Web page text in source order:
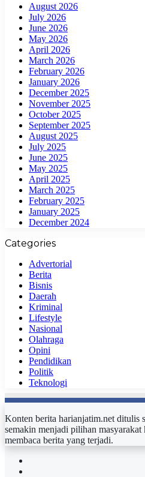
August 2026
July 2026
June 2026
May 2026
April 2026
March 2026
February 2026
January 2026
December 2025
November 2025
October 2025
September 2025
August 2025
July 2025
June 2025
May 2025
April 2025
March 2025
February 2025
January 2025
December 2024
Categories
Advertorial
Berita
Bisnis
Daerah
Kriminal
Lifestyle
Nasional
Olahraga
Opini
Pendidikan
Politik
Teknologi
Konten berita harianjatim.net ditulis
semakin menjadi pilihan
membaca berita yang terjadi.